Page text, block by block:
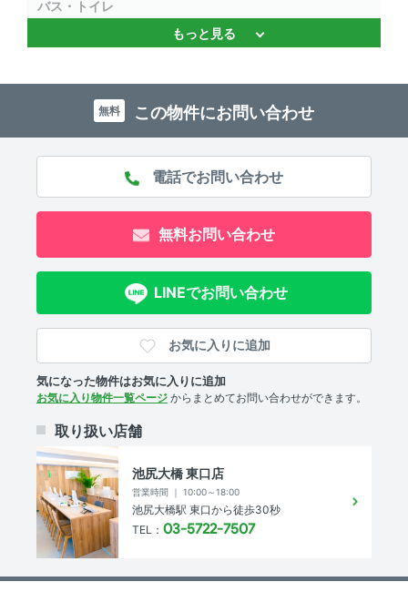
バス・トイレ
浴室乾燥機 、 独立洗面台 、 バストイレ別 、 温水洗浄便
システムキッチン 、 2口コンロ 、 対面式キッチン 、 コ
ンロ2口以上
セキュリティ
ＴＶモニタ付きインターホン
室内設備
エアコン 、 室内洗濯機置場
バルコニー 、 全居室フローリング 、 角部屋 、 メゾネッ
ト
共用部
宅配ボックス
その他
インターネット無料
もっと見る
無料 この物件にお問い合わせ
無料お問い合わせ
LINEでお問い合わせ
お気に入りに追加
気になった物件はお気に入りに追加
お気に入り物件一覧ページ からまとめてお問い合わせができます。
取り扱い店舗
池尻大橋 東口店
営業時間 ｜ 10:00～18:00
池尻大橋駅 東口から徒歩30秒
TEL： 03-5722-7507